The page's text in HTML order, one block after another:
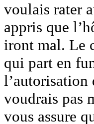
voulais rater
appris que
iront mal. Le
qui part en
l’autorisation
voudrais pas
vous assure